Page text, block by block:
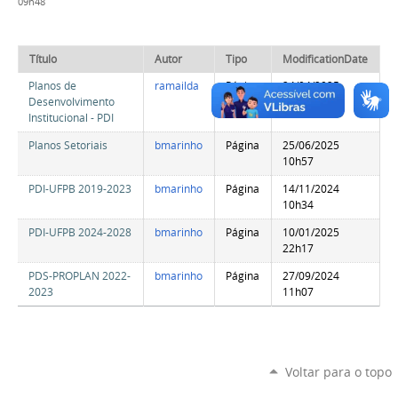
Título Autor Tipo
ModificationDate
Planos de
Desenvolvimento
Institucional - PDI
ramailda Página
24/04/2025
09h13
Planos Setoriais bmarinho Página
25/06/2025
10h57
PDI-UFPB 2019-2023
bmarinho Página
14/11/2024
10h34
PDI-UFPB 2024-2028
bmarinho Página
10/01/2025
22h17
PDS-PROPLAN 2022-
2023
bmarinho Página
27/09/2024
11h07
Voltar para o topo